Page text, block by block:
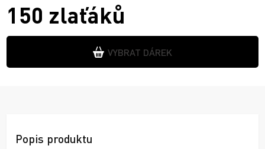
150 zlaťáků
VYBRAT DÁREK
Popis produktu